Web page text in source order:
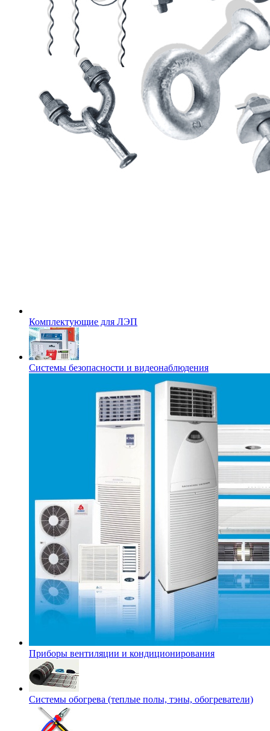
Комплектующие для ЛЭП
Системы безопасности и видеонаблюдения
Приборы вентиляции и кондиционирования
Системы обогрева (теплые полы, тэны, обогреватели)